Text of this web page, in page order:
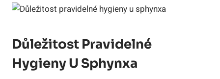
Důležitost Pravidelné
Hygieny U Sphynxa